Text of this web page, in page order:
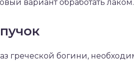
вариант обработать лаком.
греческой богини,